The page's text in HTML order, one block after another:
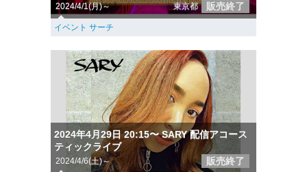
2024/4/1(月)～ 東京都 販売終了
イベント サーチ
2024年4月29日 20:15〜 SARY 配信アコース
ティックライブ
2024/4/6(土)～ 販売終了